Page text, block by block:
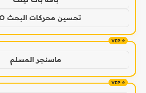
تحسين محركات البحث SEO
ماسنجر المسلم